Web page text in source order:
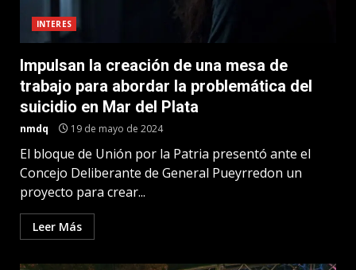
INTERES
Impulsan la creación de una mesa de
trabajo para abordar la problemática del
suicidio en Mar del Plata
nmdq 19 de mayo de 2024
El bloque de Unión por la Patria presentó ante el
Concejo Deliberante de General Pueyrredon un
proyecto para crear...
Leer Más